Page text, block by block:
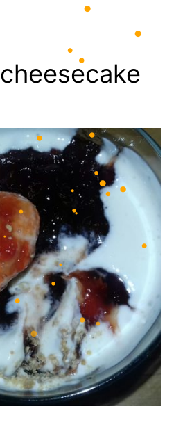
•
•
•
•
•
•
•
•
•
•
• •
cheesecake